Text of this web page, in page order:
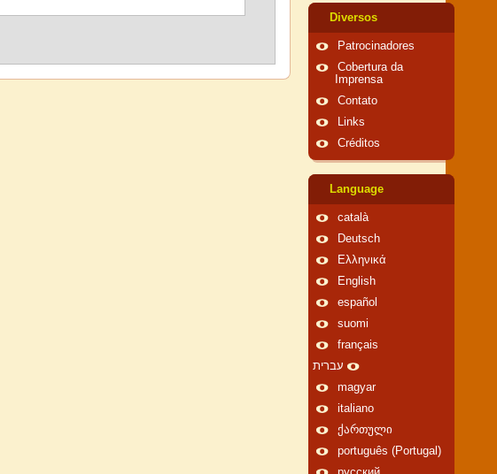
Diversos
Patrocinadores
Cobertura da
Imprensa
Contato
Links
Créditos
Language
català
Deutsch
Ελληνικά
English
español
suomi
français
עברית
magyar
italiano
ქართული
português (Portugal)